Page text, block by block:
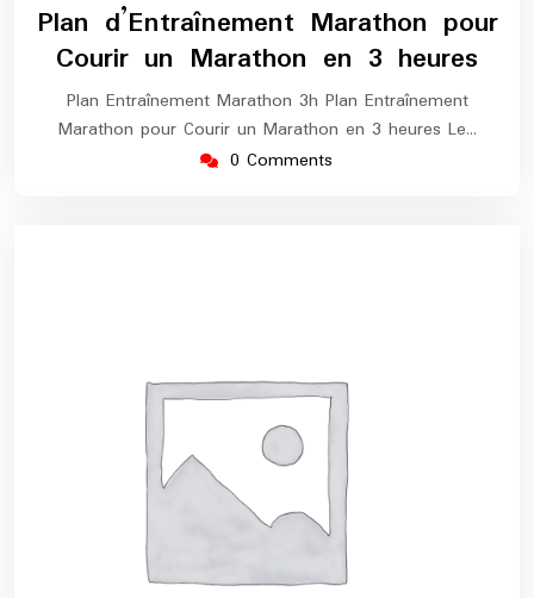
2025
marathon
Plan d’Entraînement Marathon pour
Courir un Marathon en 3 heures
Plan Entraînement Marathon 3h Plan Entraînement
Marathon pour Courir un Marathon en 3 heures Le…
0 Comments